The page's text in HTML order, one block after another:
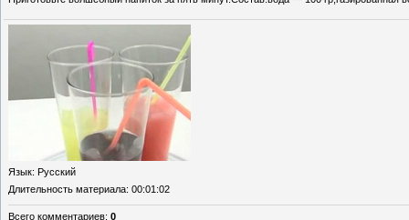
Язык: Русский
Длительность материала: 00:01:02
Всего комментариев: 0